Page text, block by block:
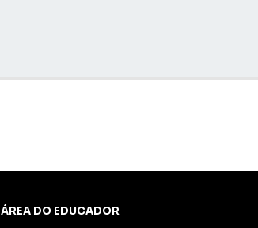
ÁREA DO EDUCADOR